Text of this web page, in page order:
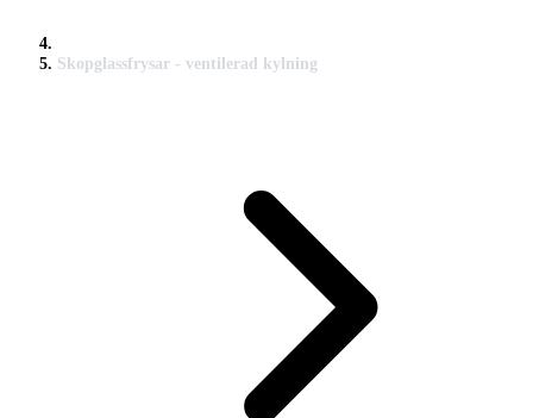
Skopglassfrysar - ventilerad kylning